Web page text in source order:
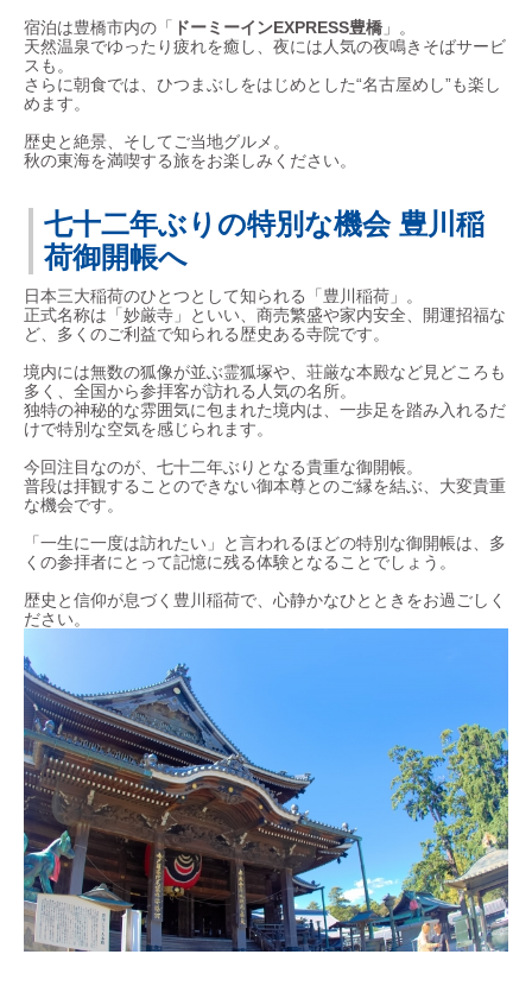
宿泊は豊橋市内の「
ドーミーインEXPRESS豊橋 」。
天然温泉でゆったり疲れを癒し、夜には人気の夜鳴きそばサービ
スも。
さらに朝食では、ひつまぶしをはじめとした“名古屋めし”も楽し
めます。
歴史と絶景、そしてご当地グルメ。
秋の東海を満喫する旅をお楽しみください。
七十二年ぶりの特別な機会 豊川稲
荷御開帳へ
日本三大稲荷のひとつとして知られる「豊川稲荷」。
正式名称は「妙厳寺」といい、商売繁盛や家内安全、開運招福な
ど、多くのご利益で知られる歴史ある寺院です。
境内には無数の狐像が並ぶ霊狐塚や、荘厳な本殿など見どころも
多く、全国から参拝客が訪れる人気の名所。
独特の神秘的な雰囲気に包まれた境内は、一歩足を踏み入れるだ
けで特別な空気を感じられます。
今回注目なのが、七十二年ぶりとなる貴重な御開帳。
普段は拝観することのできない御本尊とのご縁を結ぶ、大変貴重
な機会です。
「一生に一度は訪れたい」と言われるほどの特別な御開帳は、多
くの参拝者にとって記憶に残る体験となることでしょう。
歴史と信仰が息づく豊川稲荷で、心静かなひとときをお過ごしく
ださい。